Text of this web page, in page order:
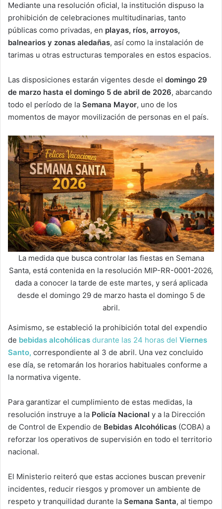
Mediante una resolución oficial, la institución dispuso la
prohibición de celebraciones multitudinarias, tanto
públicas como privadas, en playas, ríos, arroyos,
balnearios y zonas aledañas, así como la instalación de
tarimas u otras estructuras temporales en estos espacios.
Las disposiciones estarán vigentes desde el domingo 29
de marzo hasta el domingo 5 de abril de 2026, abarcando
todo el período de la Semana Mayor, uno de los
momentos de mayor movilización de personas en el país.
La medida que busca controlar las fiestas en Semana
Santa, está contenida en la resolución MIP-RR-0001-2026,
dada a conocer la tarde de este martes, y será aplicada
desde el domingo 29 de marzo hasta el domingo 5 de
abril.
Asimismo, se estableció la prohibición total del expendio
de bebidas alcohólicas durante las 24 horas del Viernes
Santo, correspondiente al 3 de abril. Una vez concluido
ese día, se retomarán los horarios habituales conforme a
la normativa vigente.
Para garantizar el cumplimiento de estas medidas, la
resolución instruye a la Policía Nacional y a la Dirección
de Control de Expendio de Bebidas Alcohólicas (COBA) a
reforzar los operativos de supervisión en todo el territorio
nacional.
El Ministerio reiteró que estas acciones buscan prevenir
incidentes, reducir riesgos y promover un ambiente de
respeto y tranquilidad durante la Semana Santa, al tiempo